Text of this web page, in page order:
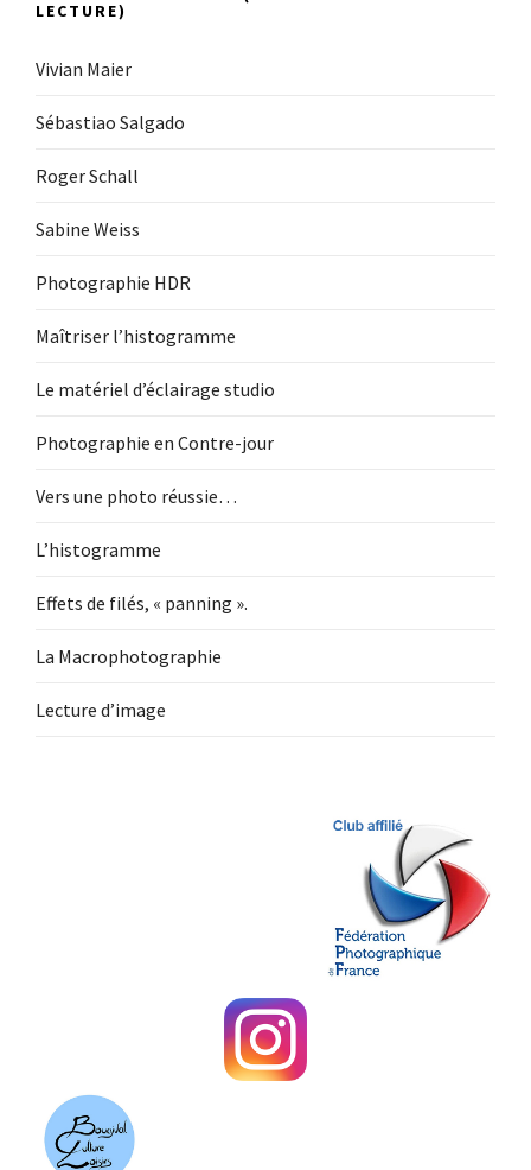
LECTURE)
Vivian Maier
Sébastiao Salgado
Roger Schall
Sabine Weiss
Photographie HDR
Maîtriser l’histogramme
Le matériel d’éclairage studio
Photographie en Contre-jour
Vers une photo réussie…
L’histogramme
Effets de filés, « panning ».
La Macrophotographie
Lecture d’image